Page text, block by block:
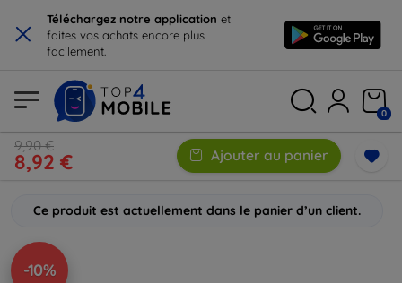
× Téléchargez notre application et
faites vos achats encore plus
facilement.
0
9,90 €
8,92 € Ajouter au panier
Ce produit est actuellement dans le panier d’un client.
-10%